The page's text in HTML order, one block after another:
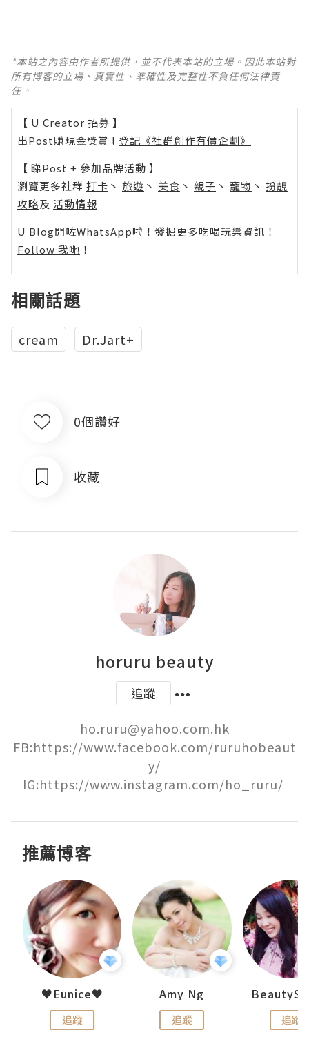
*本站之內容由作者所提供，並不代表本站的立場。因此本站對
所有博客的立場、真實性、準確性及完整性不負任何法律責
任。
【 U Creator 招募 】
出Post賺現金獎賞 l 登記《社群創作有價企劃》
【 睇Post + 參加品牌活動 】
瀏覽更多社群 打卡 丶 旅遊 丶 美食 丶 親子 丶 寵物 丶 扮靚
攻略及 活動情報
U Blog開咗WhatsApp啦！發掘更多吃喝玩樂資訊！
Follow 我哋 ！
相關話題
cream Dr.Jart+
0個讚好
收藏
horuru beauty
追蹤
ho.ruru@yahoo.com.hk
FB:https://www.facebook.com/ruruhobeaut
y/
IG:https://www.instagram.com/ho_ruru/
推薦博客
♥Eunice♥
追蹤
Amy Ng
追蹤 追蹤